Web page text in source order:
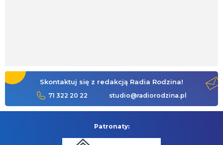
Skontaktuj się z redakcją Radia Rodzina!
71 322 20 22 studio@radiorodzina.pl
Patronaty: